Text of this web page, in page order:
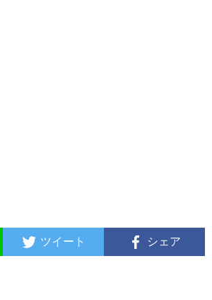
ツイート シェア